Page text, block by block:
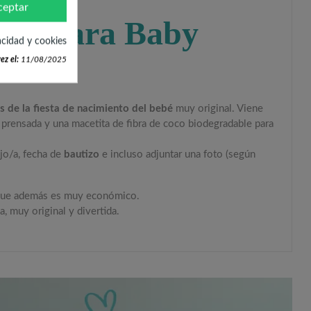
para Baby
de la fiesta de nacimiento del bebé muy original. Viene
y una macetita de fibra de coco biodegradable para
a, fecha de bautizo e incluso adjuntar una foto (según
además es muy económico.
muy original y divertida.
y cookies
el: 11/08/2025